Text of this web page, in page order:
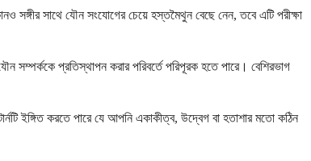
সঙ্গীর সাথে যৌন সংযোগের চেয়ে হস্তমৈথুন বেছে নেন, তবে এটি পরীক্ষা
সম্পর্ককে প্রতিস্থাপন করার পরিবর্তে পরিপূরক হতে পারে। বেশিরভাগ
ইঙ্গিত করতে পারে যে আপনি একাকীত্ব, উদ্বেগ বা হতাশার মতো কঠিন